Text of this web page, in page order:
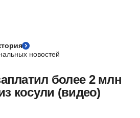
новостей
более 2 млн
косули (видео)